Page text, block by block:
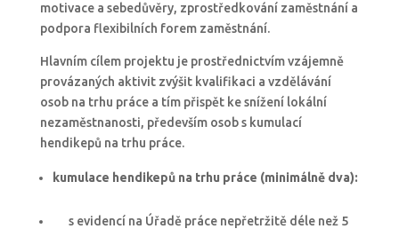
motivace a sebedůvěry, zprostředkování zaměstnání a
podpora flexibilních forem zaměstnání.
Hlavním cílem projektu je prostřednictvím vzájemně
provázaných aktivit zvýšit kvalifikaci a vzdělávání
osob na trhu práce a tím přispět ke snížení lokální
nezaměstnanosti, především osob s kumulací
hendikepů na trhu práce.
kumulace hendikepů na trhu práce (minimálně dva):
s evidencí na Úřadě práce nepřetržitě déle než 5